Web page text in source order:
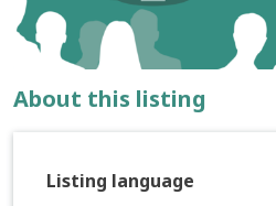
About this listing
Listing language